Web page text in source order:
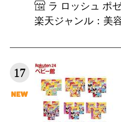
ラ ロッシュ ポ
楽天ジャンル：美
17